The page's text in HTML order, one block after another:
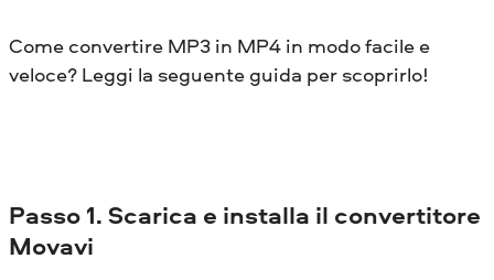
Come convertire MP3 in MP4 in modo facile e
veloce? Leggi la seguente guida per scoprirlo!
Passo 1. Scarica e installa il convertitore
Movavi